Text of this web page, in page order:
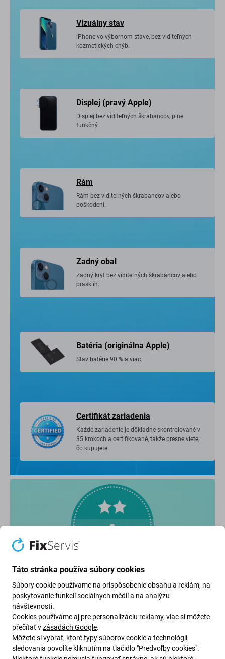
Vizuálny stav
iPhone vo výbornom stave, bez viditeľných
kozmetických chýb.
Displej (pravý Apple)
Displej bez viditeľných škrabancov, plne
funkčný.
Rám
Rám bez viditeľných škrabancov alebo
poškodení.
Zadný obal
Zadný kryt bez viditeľných škrabancov alebo
prasklín.
Batéria (originálna Apple)
Stav batérie 90 % a viac.
Certifikát zariadenia
Každé zariadenie je dôkladne skontrolované v
35 krokoch a certifikované, takže presne viete,
čo kupujete.
Známka: Výborná (A)
Používaný iPhone vo veľmi dobrom stave,
môže javiť drobné známky používania.
Táto stránka používa súbory cookies
Súbory cookie používame na prispôsobenie obsahu a reklám, na
poskytovanie funkcií sociálnych médií a na analýzu
návštevnosti.
Cookies používáme aj pre personalizáciu reklamy, viac si môžete
přečítať vzásadách Google.
Môžete si vybrať, ktoré typy súborov cookie a technológií
sledovania povolíte kliknutím na tlačidlo "Predvoľby cookies".